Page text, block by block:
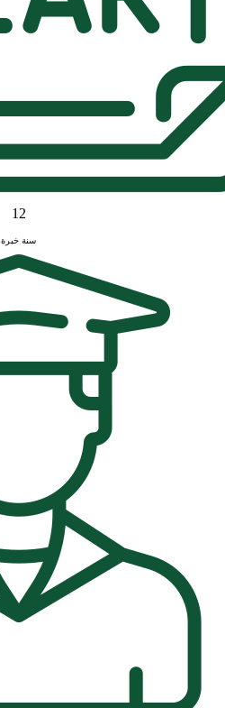
12
سنة خبرة